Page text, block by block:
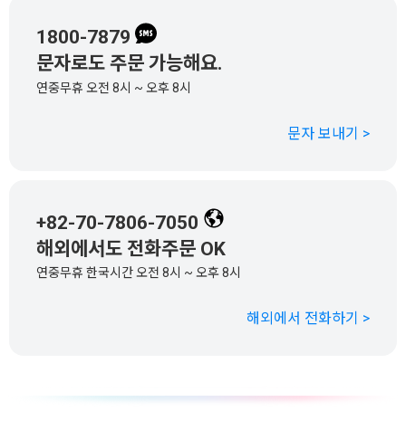
1800-7879
문자로도 주문 가능해요.
연중무휴 오전 8시 ~ 오후 8시
문자 보내기 >
+82-70-7806-7050
해외에서도 전화주문 OK
연중무휴 한국시간 오전 8시 ~ 오후 8시
해외에서 전화하기 >